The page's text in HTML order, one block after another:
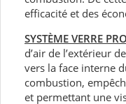
efficacité et des
SYSTÈME VERRE
d’air de l’extérieur
vers la face interne
combustion,
et permettant une